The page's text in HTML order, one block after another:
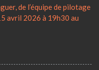
de l’équipe de pilotage
avril 2026 à 19h30 au